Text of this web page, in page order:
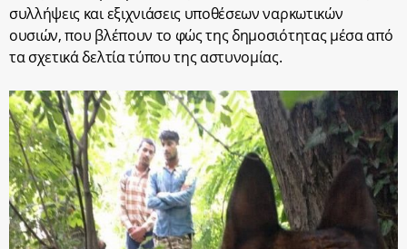
συλλήψεις και εξιχνιάσεις υποθέσεων ναρκωτικών
ουσιών, που βλέπουν το φώς της δημoσιότητας μέσα από
τα σχετικά δελτία τύπου της αστυνομίας.